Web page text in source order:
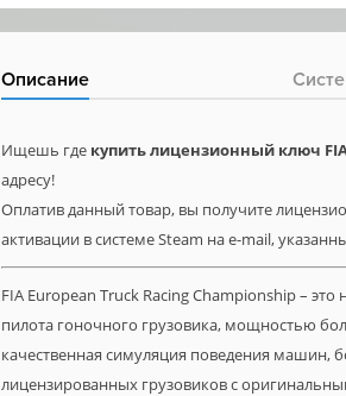
Описание
Ищешь где купить лицензионный ключ
адресу!
Оплатив данный товар, вы получите
активации в системе Steam на e-mail,
FIA European Truck Racing Championship –
пилота гоночного грузовика, мощностью
качественная симуляция поведения машин,
лицензированных грузовиков с